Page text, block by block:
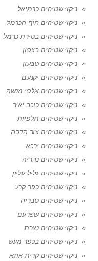
ניקוי שטיחים כרמיאל
ניקוי שטיחים חוף הכרמל
ניקוי שטיחים בטירת כרמל
ניקוי שטיחים בצפון
ניקוי שטיחים טבעון
ניקוי שטיחים יקנעם
ניקוי שטיחים אלפי מנשה
ניקוי שטיחים כוכב יאיר
ניקוי שטיחים תלפיות
ניקוי שטיחים צור הדסה
ניקוי שטיחים ירכא
ניקוי שטיחים נהריה
ניקוי שטיחים גליל עליון
ניקוי שטיחים כפר קרע
ניקוי שטיחים טבריה
ניקוי שטיחים שפרעם
ניקוי שטיחים נצרת
ניקוי שטיחים בכפר מעש
ניקוי שטיחים קרית אתא